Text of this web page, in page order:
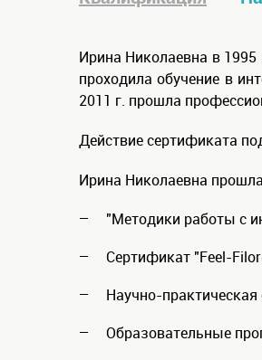
Ирина Николаевна в 1995
проходила обучение в
2011 г. прошла
Действие сертификата
Ирина Николаевна
"Методики работы с
Сертификат "Feel-
Научно-
Образовательные